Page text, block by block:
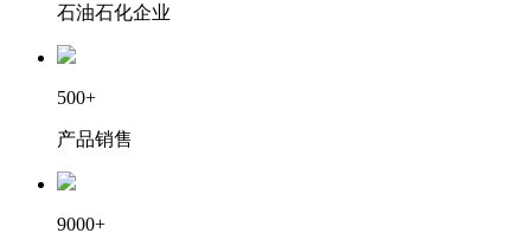
石油石化企业
500+
产品销售
9000+